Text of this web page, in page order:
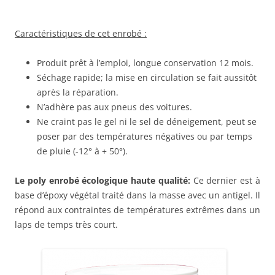
Caractéristiques de cet enrobé :
Produit prêt à l’emploi, longue conservation 12 mois.
Séchage rapide; la mise en circulation se fait aussitôt
après la réparation.
N’adhère pas aux pneus des voitures.
Ne craint pas le gel ni le sel de déneigement, peut se
poser par des températures négatives ou par temps
de pluie (-12° à + 50°).
Le poly enrobé écologique haute qualité: Ce dernier est à
base d’époxy végétal traité dans la masse avec un antigel. Il
répond aux contraintes de températures extrêmes dans un
laps de temps très court.